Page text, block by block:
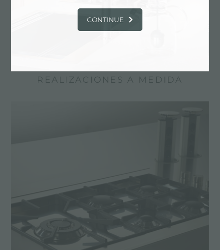
recomendado sobre la superficie Cepillado
Foster®, el compromiso ideal entre la resistencia a
la abrasión y facilidad de limpieza.
REALIZACIONES A MEDIDA
CONTINUE